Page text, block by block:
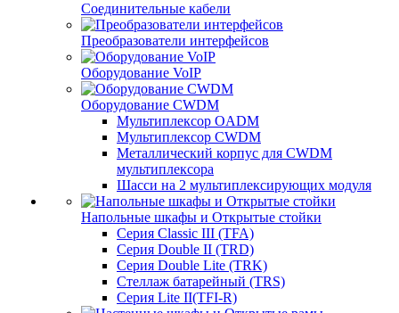
Соединительные кабели
Преобразователи интерфейсов
Оборудование VoIP
Оборудование CWDM
Мультиплекcор OADM
Мультиплексор CWDM
Металлический корпус для CWDM
мультиплексора
Шасси на 2 мультиплексирующих модуля
Напольные шкафы и Открытые стойки
Серия Classic III (TFA)
Серия Double II (TRD)
Серия Double Lite (TRK)
Стеллаж батарейный (TRS)
Серия Lite II(TFI-R)